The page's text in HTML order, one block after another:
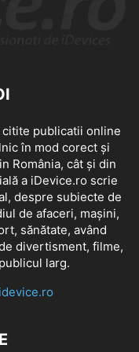
publicatii online
în mod corect și
România, cât și din
a iDevice.ro scrie
despre subiecte de
de afaceri, mașini,
sănătate, având
divertisment, filme,
larg.